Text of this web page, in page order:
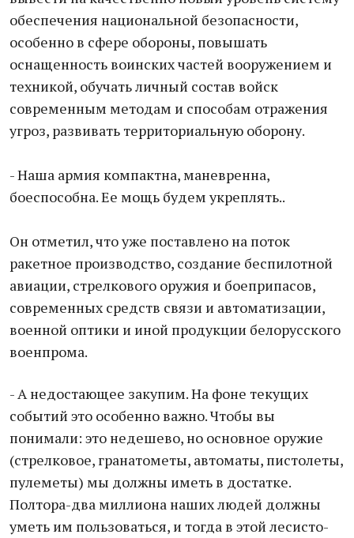
обеспечения национальной безопасности,
особенно в сфере обороны, повышать
оснащенность воинских частей вооружением и
техникой, обучать личный состав войск
современным методам и способам отражения
угроз, развивать территориальную оборону.
- Наша армия компактна, маневренна,
боеспособна. Ее мощь будем укреплять..
Он отметил, что уже поставлено на поток
ракетное производство, создание беспилотной
авиации, стрелкового оружия и боеприпасов,
современных средств связи и автоматизации,
военной оптики и иной продукции белорусского
военпрома.
- А недостающее закупим. На фоне текущих
событий это особенно важно. Чтобы вы
понимали: это недешево, но основное оружие
(стрелковое, гранатометы, автоматы, пистолеты,
пулеметы) мы должны иметь в достатке.
Полтора-два миллиона наших людей должны
уметь им пользоваться, и тогда в этой лесисто-